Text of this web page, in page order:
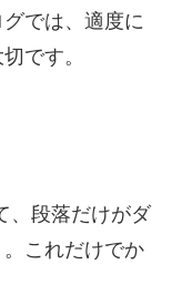
では、適度に
です。
、段落だけがダ
これだけでか